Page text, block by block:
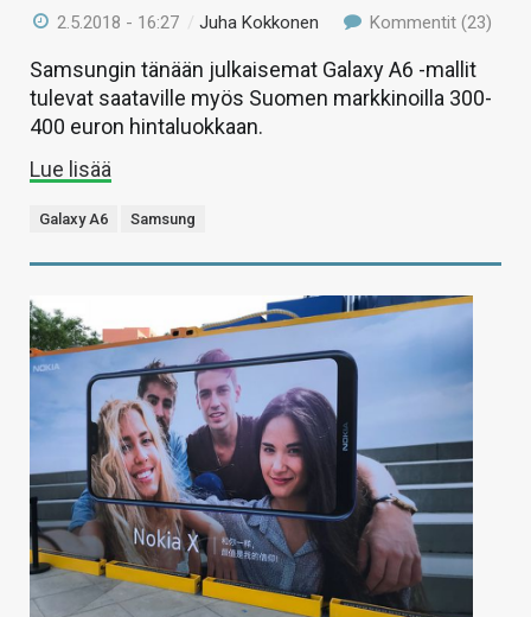
2.5.2018 - 16:27 /Juha Kokkonen Kommentit (23)
Samsungin tänään julkaisemat Galaxy A6 -mallit
tulevat saataville myös Suomen markkinoilla 300-
400 euron hintaluokkaan.
Lue lisää
Galaxy A6 Samsung